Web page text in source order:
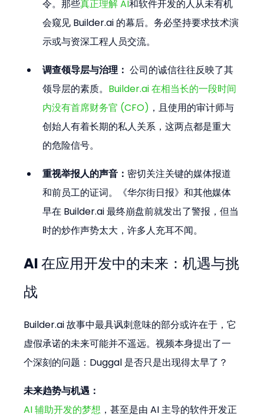
令。那些真正理解 AI和软件开发的人从未有机
会窥见 Builder.ai 的幕后。务必坚持要求技术演
示或与资深工程人员交流。
调查领导层与治理： 公司的诚信往往反映了其
领导层的素质。 Builder.ai 在相当长的一段时间
内没有首席财务官 (CFO) ，且使用的审计师与
创始人有着长期的私人关系，这两点都是重大
的危险信号。
重视举报人的声音： 密切关注关键的媒体报道
和前员工的证词。《华尔街日报》和其他媒体
早在 Builder.ai 最终崩盘前就发出了警报，但当
时的炒作声势太大，许多人充耳不闻。
AI 在应用开发中的未来：机遇与挑
战
Builder.ai 故事中最具讽刺意味的部分或许在于，它
虚假承诺的未来可能并不遥远。视频本身提出了一
个深刻的问题：Duggal 是否只是出现得太早了？
未来趋势与机遇：
AI 辅助开发的梦想 ，甚至是由 AI 主导的软件开发正